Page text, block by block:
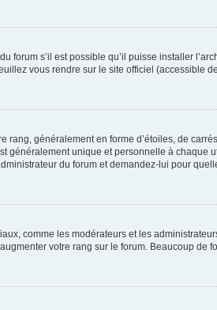
forum s’il est possible qu’il puisse installer
vous rendre sur le site officiel (accessible
rang, généralement en forme d’étoiles, de
généralement unique et personnelle à chaque
du forum et demandez-lui pour
comme les modérateurs et les
votre rang sur le forum. Beaucoup de